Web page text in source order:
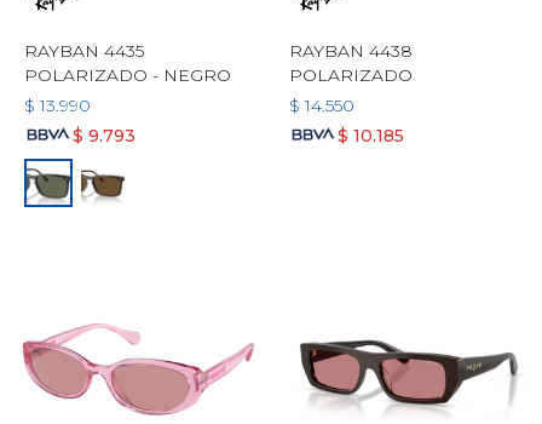
RAYBAN 4435
POLARIZADO - NEGRO
$ 13.990
$ 9.793
RAYBAN 4438
POLARIZADO
$ 14.550
$ 10.185